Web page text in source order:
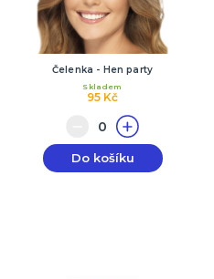
Čelenka - Hen party
95 Kč
Skladem
Do košíku